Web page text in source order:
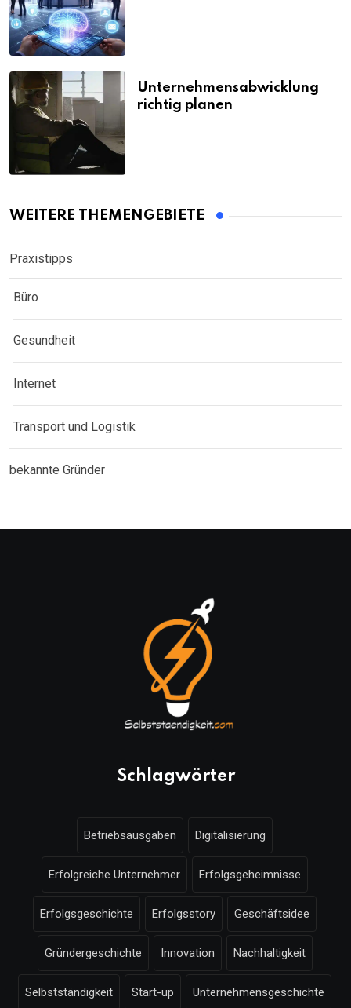
Unternehmensabwicklung
richtig planen
WEITERE THEMENGEBIETE
Praxistipps
Büro
Gesundheit
Internet
Transport und Logistik
bekannte Gründer
Schlagwörter
Betriebsausgaben Digitalisierung
Erfolgreiche Unternehmer Erfolgsgeheimnisse
Erfolgsgeschichte Erfolgsstory Geschäftsidee
Gründergeschichte Innovation Nachhaltigkeit
Selbstständigkeit Start-up Unternehmensgeschichte